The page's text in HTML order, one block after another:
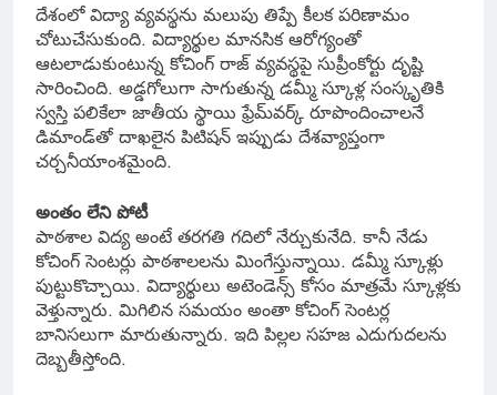
దేశంలో విద్యా వ్యవస్థను మలుపు తిప్పే కీలక పరిణామం
చోటుచేసుకుంది. విద్యార్థుల మానసిక ఆరోగ్యంతో
ఆటలాడుకుంటున్న కోచింగ్ రాజ్ వ్యవస్థపై సుప్రీంకోర్టు దృష్టి
సారించింది. అడ్డగోలుగా సాగుతున్న డమ్మీ స్కూళ్ల సంస్కృతికి
స్వస్తి పలికేలా జాతీయ స్థాయి ఫ్రేమ్‌వర్క్ రూపొందించాలనే
డిమాండ్‌తో దాఖలైన పిటిషన్ ఇప్పుడు దేశవ్యాప్తంగా
చర్చనీయాంశమైంది.
అంతం లేని పోటీ
పాఠశాల విద్య అంటే తరగతి గదిలో నేర్చుకునేది. కానీ నేడు
కోచింగ్ సెంటర్లు పాఠశాలలను మింగేస్తున్నాయి. డమ్మీ స్కూళ్లు
పుట్టుకొచ్చాయి. విద్యార్థులు అటెండెన్స్ కోసం మాత్రమే స్కూళ్లకు
వెళ్తున్నారు. మిగిలిన సమయం అంతా కోచింగ్ సెంటర్ల
బానిసలుగా మారుతున్నారు. ఇది పిల్లల సహజ ఎదుగుదలను
దెబ్బతీస్తోంది.